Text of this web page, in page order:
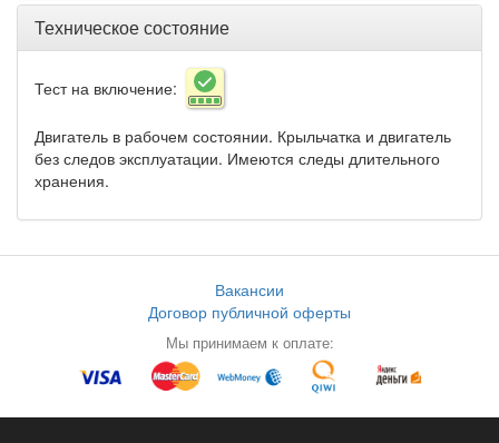
Техническое состояние
Тест на включение:
Двигатель в рабочем состоянии. Крыльчатка и двигатель
без следов эксплуатации. Имеются следы длительного
хранения.
Вакансии
Договор публичной оферты
Мы принимаем к оплате: